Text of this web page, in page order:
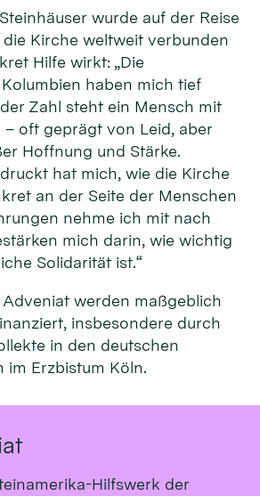
wurde auf der Reise
Kirche weltweit verbunden
Hilfe wirkt: „Die
haben mich tief
Zahl steht ein Mensch mit
– oft geprägt von Leid, aber
Hoffnung und Stärke.
hat mich, wie die Kirche
an der Seite der Menschen
nehme ich mit nach
mich darin, wie wichtig
Solidarität ist.“
werden maßgeblich
insbesondere durch
in den deutschen
im Erzbistum Köln.
Hilfswerk der